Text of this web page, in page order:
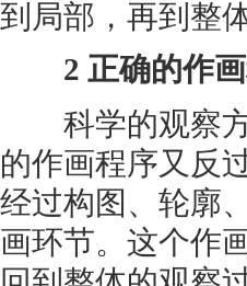
到局部，再到整
2 正确的作画
科学的观察方
的作画程序又反
经过构图、轮廓
画环节。这个作